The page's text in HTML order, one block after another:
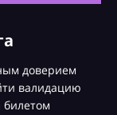
доверием
валидацию
билетом